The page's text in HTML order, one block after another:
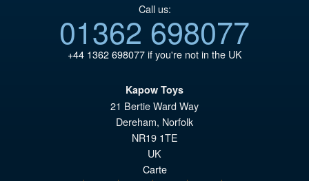
Call us:
01362 698077
+44 1362 698077if you're not in the UK
Kapow Toys
21 Bertie Ward Way
Dereham, Norfolk
NR19 1TE
UK
Carte